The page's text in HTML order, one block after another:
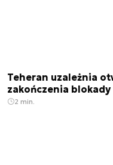
Teheran uzależnia
zakończenia
2 min.